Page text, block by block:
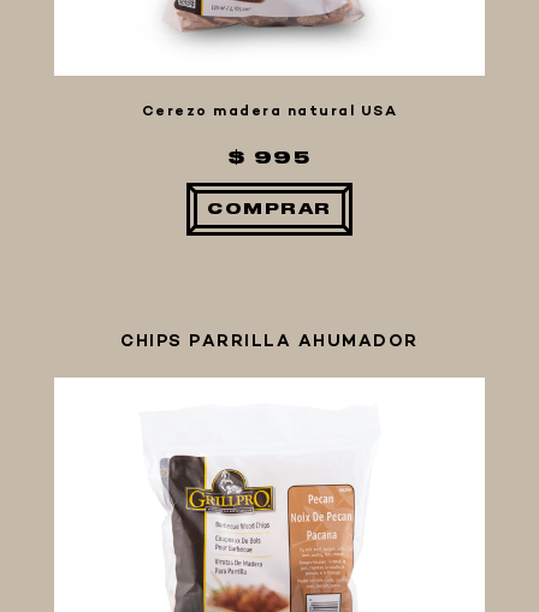
Cerezo madera natural USA
$ 995
COMPRAR
CHIPS PARRILLA AHUMADOR